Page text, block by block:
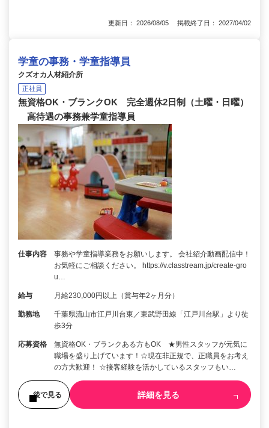
更新日： 2026/08/05 掲載終了日： 2027/04/02
学童の事務・学童指導員
クズオカ人材紹介所
正社員
無資格OK・ブランクOK 完全週休2日制（土曜・日曜）
高待遇の事務兼学童指導員
仕事内容
事務や学童指導業務をお願いします。 会社紹介動画配信中！
お気軽にご相談ください。 https://v.classtream.jp/create-gro
u…
給与 月給230,000円以上（賞与年2ヶ月分）
勤務地
千葉県流山市江戸川台東／東武野田線「江戸川台駅」より徒
歩3分
応募資格
無資格OK・ブランクある方もOK ★男性スタッフが元気に
職場を盛り上げています！☆現在非正規で、正職員をお考え
の方大歓迎！ ☆接客経験を活かしているスタッフもい…
後で見る 詳細を見る